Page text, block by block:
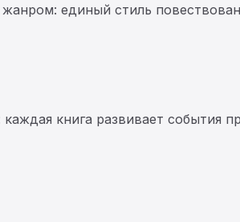
единый стиль
книга развивает события